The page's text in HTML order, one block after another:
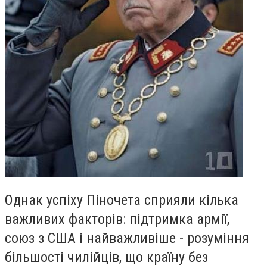
Однак успіху Піночета сприяли кілька
важливих факторів: підтримка армії,
союз з США і найважливіше - розуміння
більшості чилійців, що країну без